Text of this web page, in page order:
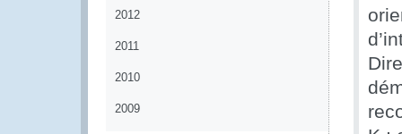
2012
2011
2010
2009